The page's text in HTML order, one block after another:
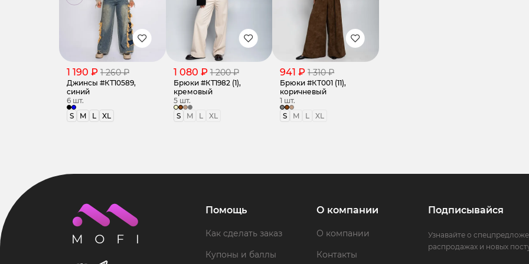
1 190 ₽ 1 260 ₽
Джинсы #КТ10589,
синий
6 шт.
S
M L XL
1 080 ₽ 1 200 ₽
Брюки #КТ1982 (1),
кремовый
5 шт.
S
M L XL
941 ₽ 1 310 ₽
Брюки #КТ001 (11),
коричневый
1 шт.
S
M L XL
Помощь
Как сделать заказ
Купоны и баллы
О компании
О компании
Контакты
Подписывайся
Узнавайте о
распродажах и новых